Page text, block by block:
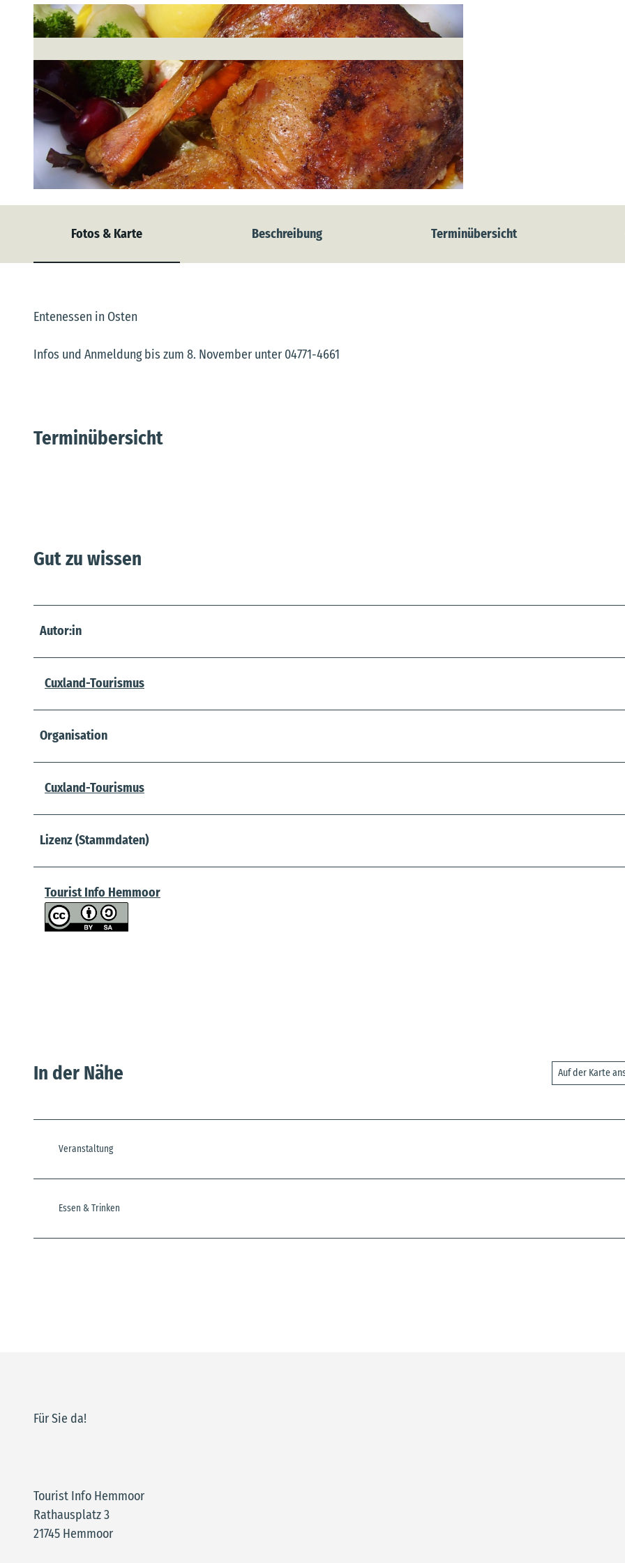
Fotos & Karte Beschreibung Terminübersicht
Entenessen in Osten
Infos und Anmeldung bis zum 8. November unter 04771-4661
Terminübersicht
Gut zu wissen
Autor:in
Cuxland-Tourismus
Organisation
Cuxland-Tourismus
Lizenz (Stammdaten)
Tourist Info Hemmoor
In der Nähe Auf der Karte
Veranstaltung
Essen & Trinken
Für Sie da!
Tourist Info Hemmoor
Rathausplatz 3
21745 Hemmoor